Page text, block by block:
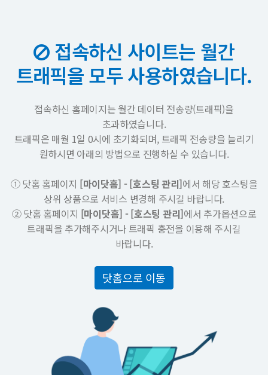
접속하신 사이트는 월간
트래픽을 모두 사용하였습니다.
접속하신 홈페이지는 월간 데이터 전송량(트래픽)을
초과하였습니다.
트래픽은 매월 1일 0시에 초기화되며, 트래픽 전송량을 늘리기
원하시면 아래의 방법으로 진행하실 수 있습니다.
① 닷홈 홈페이지 [마이닷홈] - [호스팅 관리]에서 해당 호스팅을
상위 상품으로 서비스 변경해 주시길 바랍니다.
② 닷홈 홈페이지 [마이닷홈] - [호스팅 관리]에서 추가옵션으로
트래픽을 추가해주시거나 트래픽 충전을 이용해 주시길
바랍니다.
닷홈으로 이동